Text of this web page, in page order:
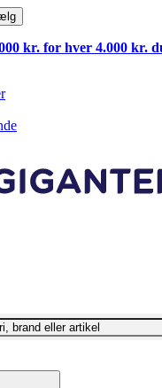
kr. for hver 4.000 kr.